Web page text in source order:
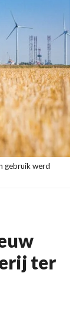
gebruik werd
ter